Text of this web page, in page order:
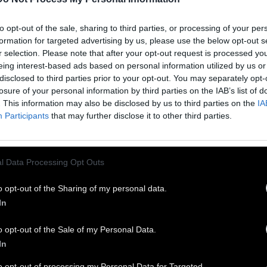
opt-out of the sale, sharing to third parties, or processing of your
for targeted advertising by us, please use the below opt-out
selection. Please note that after your opt-out request is processed
interest-based ads based on personal information utilized by us
to third parties prior to your opt-out. You may separately
of your personal information by third parties on the IAB’s list of
This information may also be disclosed by us to third parties on the
Participants that may further disclose it to other third parties.
Data Processing Opt Outs
opt-out of the Sharing of my personal data.
opt-out of the Sale of my Personal Data.
νόστιμα κουλουράκια που έχουμε φτιάξει
Σε μισή ώρα στο πιάτο μας.
1 κιλό αλεύρι, 4 κουτ. γλ. μπέικιν πάουντερ, 2
σε σκόνη ή 1 κουτ. γλ. εκχύλισμα βανίλιας,
250 γρ. βούτυρο, ½ φλ. γάλα, ½ φλ. χυμό
ξύσμα ενός πορτοκαλιού ή λεμονιού,
σουσάμι (προαιρετικά).
με τη ζάχαρη μέχρι να λιώσει η ζάχαρη και
το μείγμα. Προσθέτουμε τα αβγά ένα